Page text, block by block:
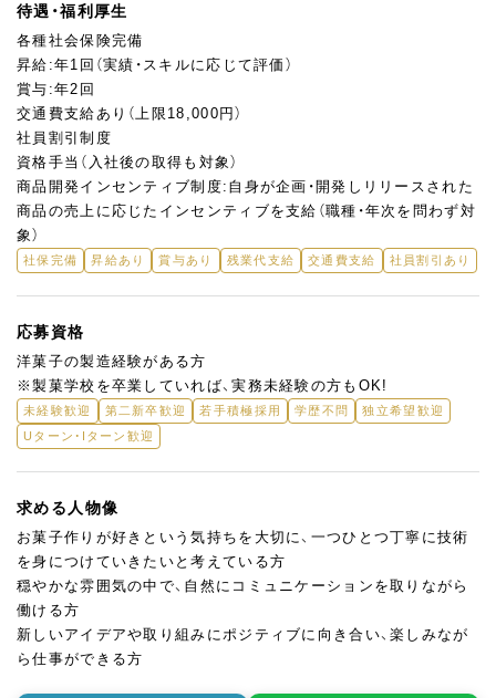
待遇・福利厚生
各種社会保険完備
昇給:年1回（実績・スキルに応じて評価）
賞与:年2回
交通費支給あり（上限18,000円）
社員割引制度
資格手当（入社後の取得も対象）
商品開発インセンティブ制度:自身が企画・開発しリリースされた
商品の売上に応じたインセンティブを支給（職種・年次を問わず対
象）
社保完備 昇給あり 賞与あり 残業代支給 交通費支給 社員割引あり
応募資格
洋菓子の製造経験がある方
※製菓学校を卒業していれば、実務未経験の方もOK!
未経験歓迎 第二新卒歓迎 若手積極採用 学歴不問
独立希望歓迎
Uターン・Iターン歓迎
求める人物像
お菓子作りが好きという気持ちを大切に、一つひとつ丁寧に技術
を身につけていきたいと考えている方
穏やかな雰囲気の中で、自然にコミュニケーションを取りながら
働ける方
新しいアイデアや取り組みにポジティブに向き合い、楽しみなが
ら仕事ができる方